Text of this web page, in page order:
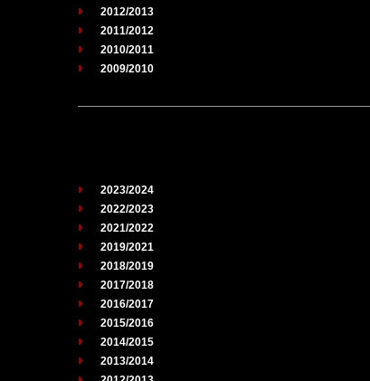
2012/2013
2011/2012
2010/2011
2009/2010
2023/2024
2022/2023
2021/2022
2019/2021
2018/2019
2017/2018
2016/2017
2015/2016
2014/2015
2013/2014